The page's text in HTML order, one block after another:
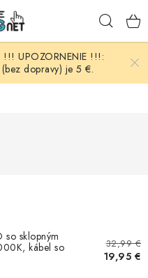
!!! UPOZORNENIE !!!:
dopravy) je 5 €.
so sklopným
kábel so
32,99 €
19,95 €